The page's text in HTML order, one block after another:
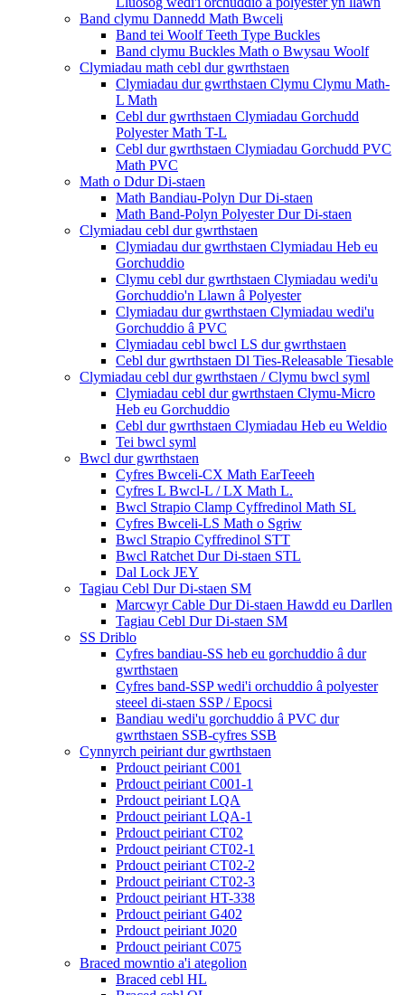
Band clymu Dannedd Math Bwceli
Band tei Woolf Teeth Type Buckles
Band clymu Buckles Math o Bwysau Woolf
Clymiadau math cebl dur gwrthstaen
Clymiadau dur gwrthstaen Clymu Clymu Math-
L Math
Cebl dur gwrthstaen Clymiadau Gorchudd
Polyester Math T-L
Cebl dur gwrthstaen Clymiadau Gorchudd PVC
Math PVC
Math o Ddur Di-staen
Math Bandiau-Polyn Dur Di-staen
Math Band-Polyn Polyester Dur Di-staen
Clymiadau cebl dur gwrthstaen
Clymiadau dur gwrthstaen Clymiadau Heb eu
Gorchuddio
Clymu cebl dur gwrthstaen Clymiadau wedi'u
Gorchuddio'n Llawn â Polyester
Clymiadau dur gwrthstaen Clymiadau wedi'u
Gorchuddio â PVC
Clymiadau cebl bwcl LS dur gwrthstaen
Cebl dur gwrthstaen Dl Ties-Releasable Tiesable
Clymiadau cebl dur gwrthstaen / Clymu bwcl syml
Clymiadau cebl dur gwrthstaen Clymu-Micro
Heb eu Gorchuddio
Cebl dur gwrthstaen Clymiadau Heb eu Weldio
Tei bwcl syml
Bwcl dur gwrthstaen
Cyfres Bwceli-CX Math EarTeeeh
Cyfres L Bwcl-L / LX Math L.
Bwcl Strapio Clamp Cyffredinol Math SL
Cyfres Bwceli-LS Math o Sgriw
Bwcl Strapio Cyffredinol STT
Bwcl Ratchet Dur Di-staen STL
Dal Lock JEY
Tagiau Cebl Dur Di-staen SM
Marcwyr Cable Dur Di-staen Hawdd eu Darllen
Tagiau Cebl Dur Di-staen SM
SS Driblo
Cyfres bandiau-SS heb eu gorchuddio â dur
gwrthstaen
Cyfres band-SSP wedi'i orchuddio â polyester
steeel di-staen SSP / Epocsi
Bandiau wedi'u gorchuddio â PVC dur
gwrthstaen SSB-cyfres SSB
Cynnyrch peiriant dur gwrthstaen
Prdouct peiriant C001
Prdouct peiriant C001-1
Prdouct peiriant LQA
Prdouct peiriant LQA-1
Prdouct peiriant CT02
Prdouct peiriant CT02-1
Prdouct peiriant CT02-2
Prdouct peiriant CT02-3
Prdouct peiriant HT-338
Prdouct peiriant G402
Prdouct peiriant J020
Prdouct peiriant C075
Braced mowntio a'i ategolion
Braced cebl HL